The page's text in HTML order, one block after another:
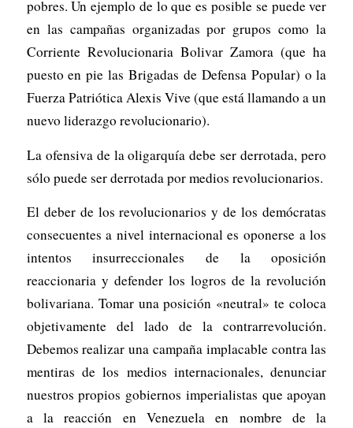
pobres. Un ejemplo de lo que es posible se puede ver
en las campañas organizadas por grupos como la
Corriente Revolucionaria Bolivar Zamora (que ha
puesto en pie las Brigadas de Defensa Popular) o la
Fuerza Patriótica Alexis Vive (que está llamando a un
nuevo liderazgo revolucionario).
La ofensiva de la oligarquía debe ser derrotada, pero
sólo puede ser derrotada por medios revolucionarios.
El deber de los revolucionarios y de los demócratas
consecuentes a nivel internacional es oponerse a los
intentos insurreccionales de la oposición
reaccionaria y defender los logros de la revolución
bolivariana. Tomar una posición «neutral» te coloca
objetivamente del lado de la contrarrevolución.
Debemos realizar una campaña implacable contra las
mentiras de los medios internacionales, denunciar
nuestros propios gobiernos imperialistas que apoyan
a la reacción en Venezuela en nombre de la